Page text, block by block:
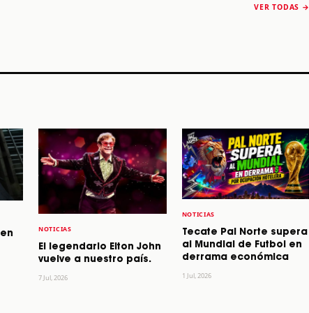
VER TODAS →
NOTICIAS
El legendario Elton John
vuelve a nuestro país.
7 Jul, 2026
NOTICIAS
Tecate Pal Norte supera
al Mundial de Futbol en
derrama económica
1 Jul, 2026